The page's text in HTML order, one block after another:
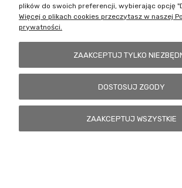
POKAŻ PEŁNĄ WERSJĘ
plików do swoich preferencji, wybierając opcję
Więcej o plikach cookies przeczytasz w naszej
prywatności.
ZAAKCEPTUJ TYLKO
DOSTOSUJ ZGODY
ZAAKCEPTUJ WSZYSTKIE